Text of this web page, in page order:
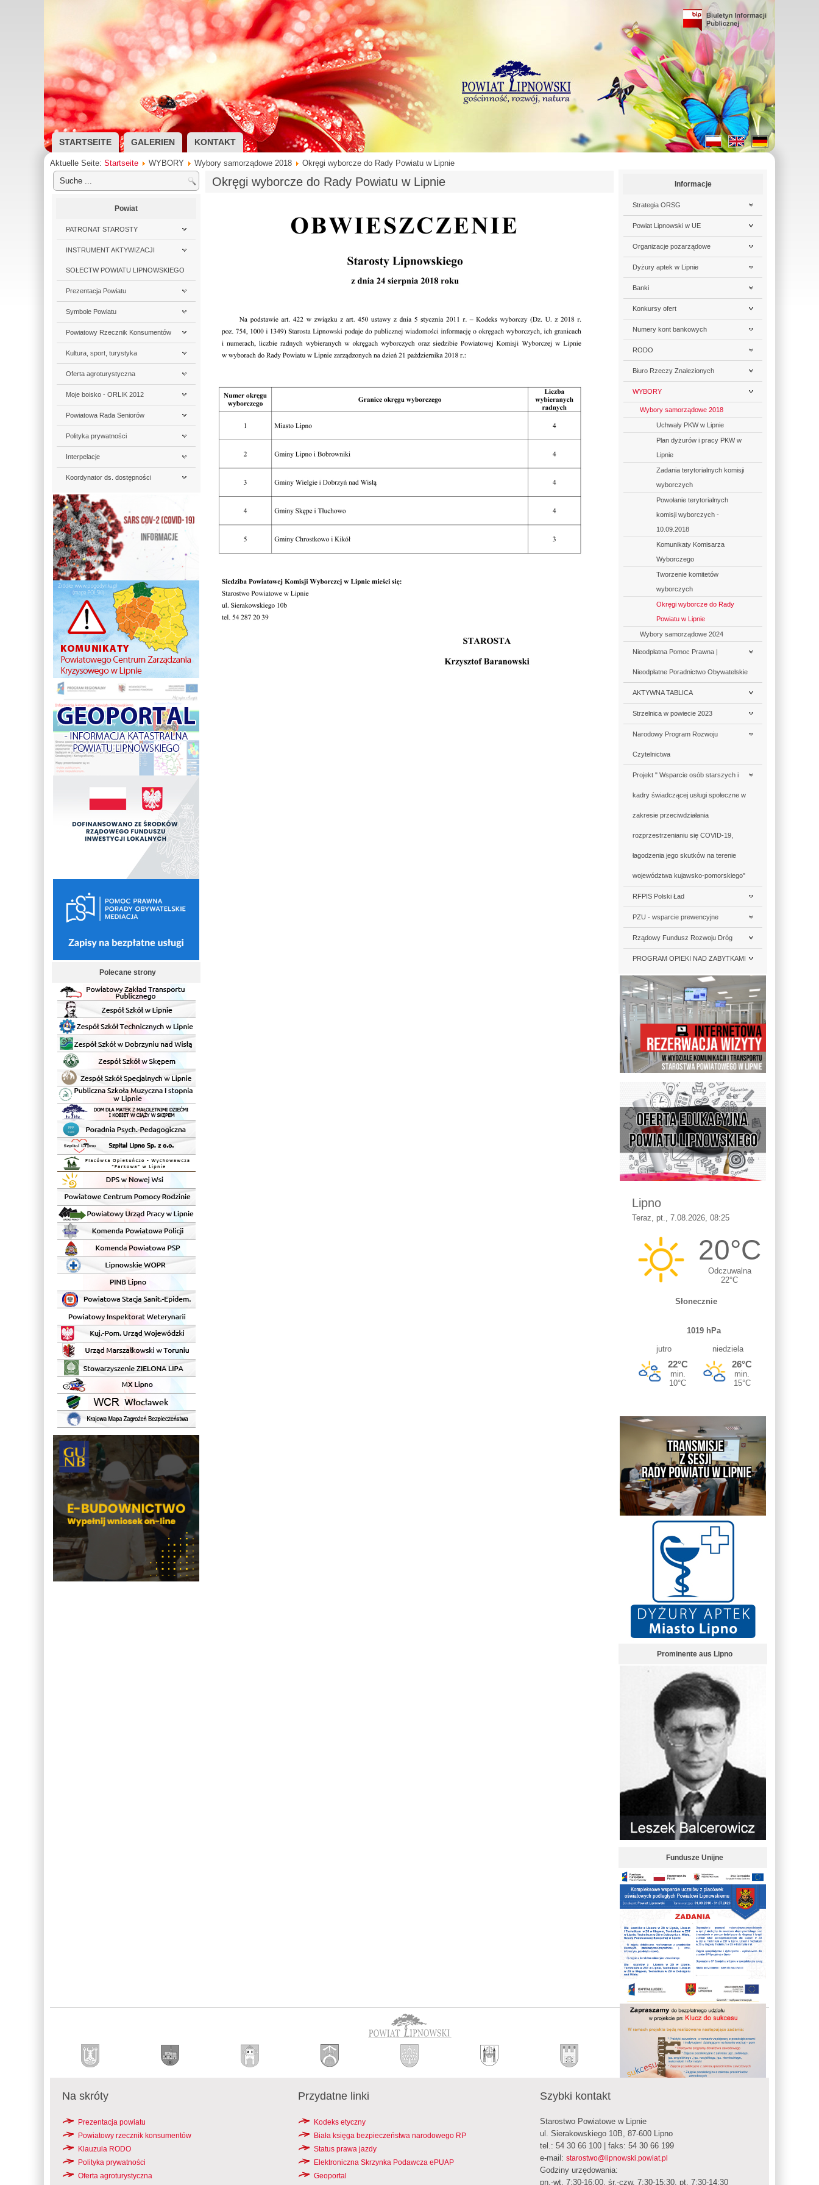
STARTSEITE GALERIEN KONTAKT
Aktuelle Seite: Startseite WYBORY Wybory samorządowe 2018 Okręgi wyborcze do Rady Powiatu w Lipnie
Powiat
PATRONAT STAROSTY
INSTRUMENT AKTYWIZACJI
SOŁECTW POWIATU LIPNOWSKIEGO
Prezentacja Powiatu
Symbole Powiatu
Powiatowy Rzecznik Konsumentów
Kultura, sport, turystyka
Oferta agroturystyczna
Moje boisko - ORLIK 2012
Powiatowa Rada Seniorów
Polityka prywatności
Interpelacje
Koordynator ds. dostępności
Polecane strony
Okręgi wyborcze do Rady Powiatu w Lipnie Informacje
Strategia ORSG
Powiat Lipnowski w UE
Organizacje pozarządowe
Dyżury aptek w Lipnie
Banki
Konkursy ofert
Numery kont bankowych
RODO
Biuro Rzeczy Znalezionych
WYBORY
Wybory samorządowe 2018
Uchwały PKW w Lipnie
Plan dyżurów i pracy PKW w
Lipnie
Zadania terytorialnych komisji
wyborczych
Powołanie terytorialnych
komisji wyborczych -
10.09.2018
Komunikaty Komisarza
Wyborczego
Tworzenie komitetów
wyborczych
Okręgi wyborcze do Rady
Powiatu w Lipnie
Wybory samorządowe 2024
Nieodpłatna Pomoc Prawna |
Nieodpłatne Poradnictwo Obywatelskie
AKTYWNA TABLICA
Strzelnica w powiecie 2023
Narodowy Program Rozwoju
Czytelnictwa
Projekt " Wsparcie osób starszych i
kadry świadczącej usługi społeczne w
zakresie przeciwdziałania
rozprzestrzenianiu się COVID-19,
łagodzenia jego skutków na terenie
województwa kujawsko-pomorskiego"
RFPIS Polski Ład
PZU - wsparcie prewencyjne
Rządowy Fundusz Rozwoju Dróg
PROGRAM OPIEKI NAD ZABYTKAMI
Prominente aus Lipno
Fundusze Unijne
Na skróty
Prezentacja powiatu
Powiatowy rzecznik konsumentów
Klauzula RODO
Polityka prywatności
Oferta agroturystyczna
Przydatne linki
Kodeks etyczny
Biała księga bezpieczeństwa narodowego RP
Status prawa jazdy
Elektroniczna Skrzynka Podawcza ePUAP
Geoportal
Szybki kontakt
Starostwo Powiatowe w Lipnie
ul. Sierakowskiego 10B, 87-600 Lipno
tel.: 54 30 66 100 | faks: 54 30 66 199
e-mail: starostwo@lipnowski.powiat.pl
Godziny urzędowania:
pn.-wt. 7:30-16:00, śr.-czw. 7:30-15:30, pt. 7:30-14:30